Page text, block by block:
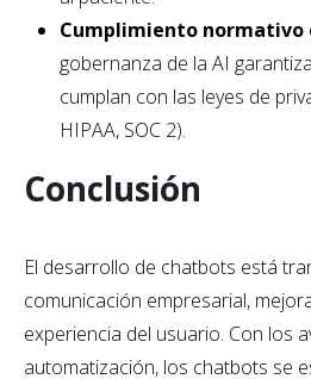
Cumplimiento normativo
gobernanza de la AI
cumplan con las leyes de
HIPAA, SOC 2).
Conclusión
El desarrollo de chatbots está
comunicación empresarial,
experiencia del usuario. Con los
automatización, los chatbots se